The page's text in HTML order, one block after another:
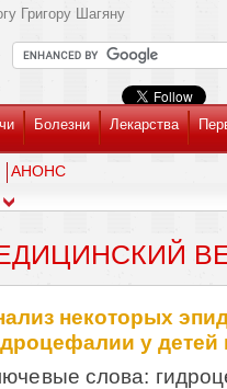
Григору Шагяну
Болезни Лекарства
АНОНС
некоторых
у
слова: